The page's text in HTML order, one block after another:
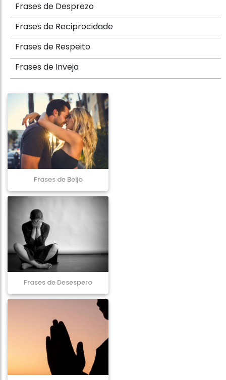
Frases de Desprezo
Frases de Reciprocidade
Frases de Respeito
Frases de Inveja
Frases de Beijo
Frases de Desespero